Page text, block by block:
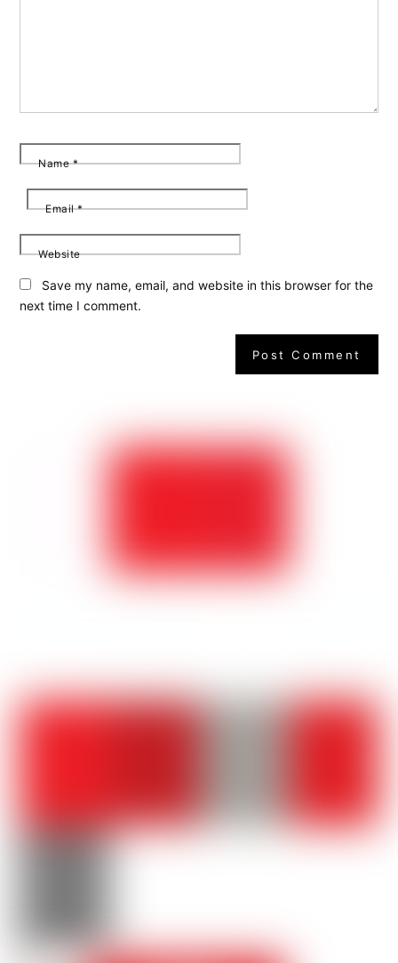
Name*
Email*
Website
Save my name, email, and website in this browser for the
next time I comment.